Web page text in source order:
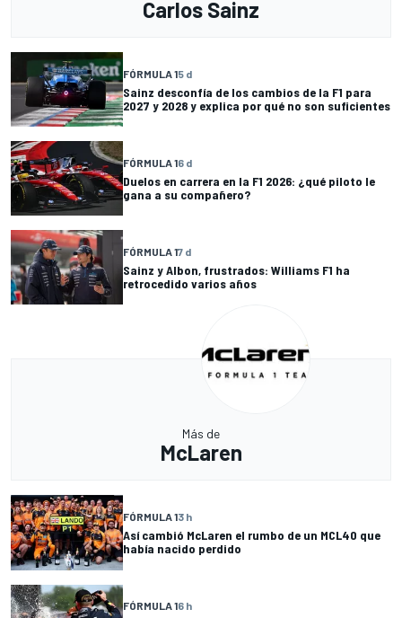
Carlos Sainz
FÓRMULA 15 d
Sainz desconfía de los cambios de la F1 para
2027 y 2028 y explica por qué no son suficientes
FÓRMULA 16 d
Duelos en carrera en la F1 2026: ¿qué piloto le
gana a su compañero?
FÓRMULA 17 d
Sainz y Albon, frustrados: Williams F1 ha
retrocedido varios años
Más de
McLaren
FÓRMULA 13 h
Así cambió McLaren el rumbo de un MCL40 que
había nacido perdido
FÓRMULA 16 h